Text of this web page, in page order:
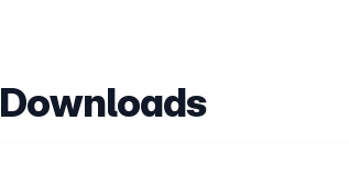
Downloads